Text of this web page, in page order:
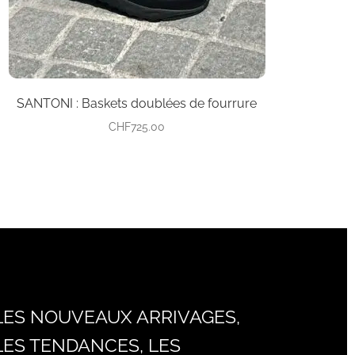
SANTONI : Baskets doublées de fourrure
CHF725.00
sur
page
du
produit
NOUVEAUX ARRIVAGES,
TENDANCES, LES